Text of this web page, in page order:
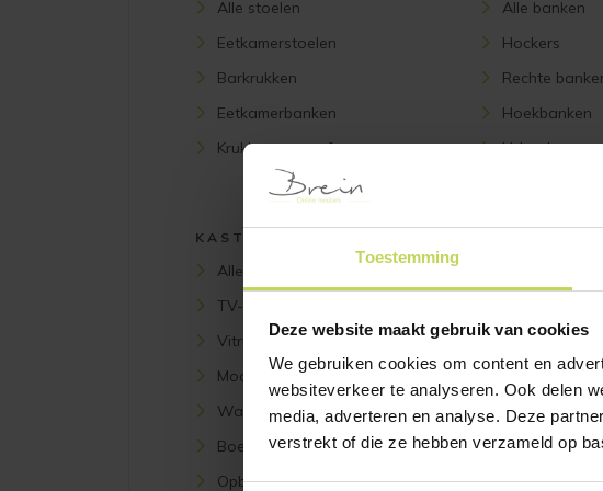
Toestemming
Deze website maakt gebruik van cookies
We gebruiken cookies om content en
websiteverkeer te analyseren. Ook delen
media, adverteren en analyse. Deze
verstrekt of die ze hebben verzameld op
Alle stoelen
Eetkamerstoelen
Barkrukken
Eetkamerbanken
Krukken en poefs
Alle banken
Hockers
Rechte
Hoekbanken
U-banken
KASTEN
Alle kasten
TV-meubels
Vitrinekasten
Modulaire kasten
Wandkasten
Boekenkasten
Opbergkasten
Sierkussens